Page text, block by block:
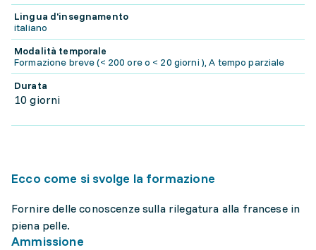
Lingua d'insegnamento
italiano
Modalità temporale
Formazione breve (< 200 ore o < 20 giorni ), A tempo parziale
Durata
10 giorni
Ecco come si svolge la formazione
Fornire delle conoscenze sulla rilegatura alla francese in
piena pelle.
Ammissione